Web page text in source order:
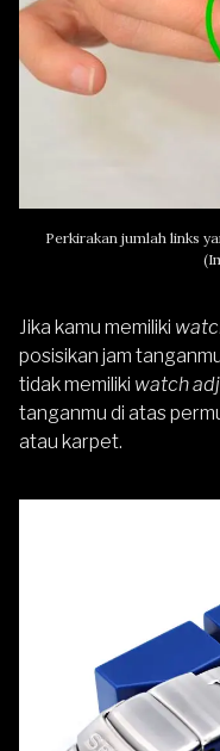
Perkirakan jumlah links
Jika kamu memiliki
posisikan jam
tidak memiliki watch
tanganmu di atas
atau karpet.